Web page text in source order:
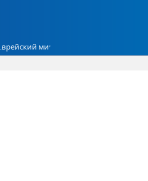
Еврейский мир